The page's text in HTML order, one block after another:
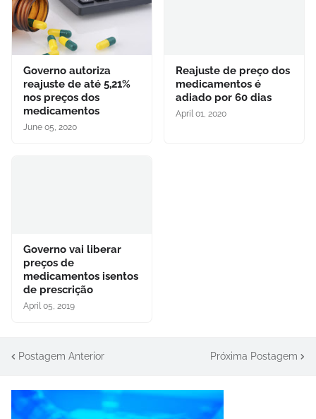
Governo autoriza
reajuste de até 5,21%
nos preços dos
medicamentos
June 05, 2020
Reajuste de preço dos
medicamentos é
adiado por 60 dias
April 01, 2020
Governo vai liberar
preços de
medicamentos isentos
de prescrição
April 05, 2019
Postagem Anterior Próxima Postagem